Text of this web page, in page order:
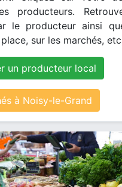
producteurs.
le producteur ainsi
sur les marchés,
un producteur local
à Noisy-le-Grand